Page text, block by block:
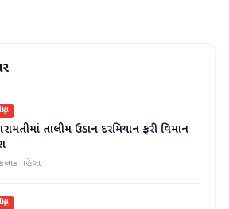
તાલીમ ઉડાન દરમિયાન ફરી વિમાન
પહેલા